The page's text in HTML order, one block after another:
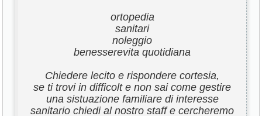
ortopedia
sanitari
noleggio
benesserevita quotidiana
Chiedere lecito e rispondere cortesia,
se ti trovi in difficolt e non sai come gestire
una sistuazione familiare di interesse
sanitario chiedi al nostro staff e cercheremo